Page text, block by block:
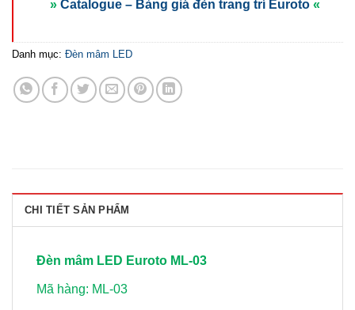
» Catalogue – Bảng giá đèn trang trí Euroto «
Danh mục: Đèn mâm LED
CHI TIẾT SẢN PHẨM
Đèn mâm LED Euroto ML-03
Mã hàng: ML-03